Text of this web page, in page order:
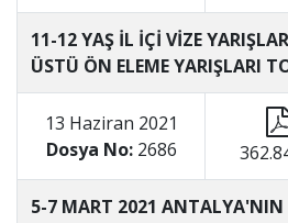
11-12 YAŞ İL İÇİ VİZE
ÜSTÜ ÖN ELEME YARIŞLARI
13 Haziran 2021
Dosya No:2686
5-7 MART 2021 ANTALYA'NIN